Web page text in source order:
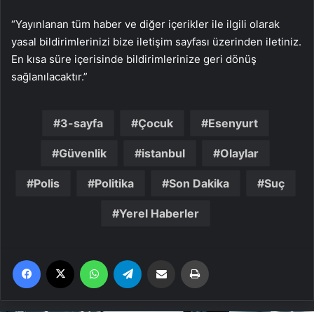
“Yayınlanan tüm haber ve diğer içerikler ile ilgili olarak
yasal bildirimlerinizi bize iletişim sayfası üzerinden iletiniz.
En kısa süre içerisinde bildirimlerinize geri dönüş
sağlanılacaktır.”
3-sayfa Çocuk Esenyurt
Güvenlik istanbul Olaylar
Polis Politika Son Dakika Suç
Yerel Haberler
Facebook WhatsApp Email'den paylaş